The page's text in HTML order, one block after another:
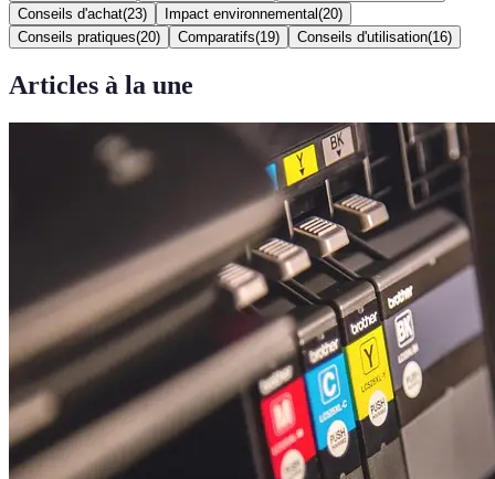
Conseils d'achat(23) Impact environnemental (20)
Conseils pratiques(20) Comparatifs(19) Conseils d'utilisation(16)
Articles à la une